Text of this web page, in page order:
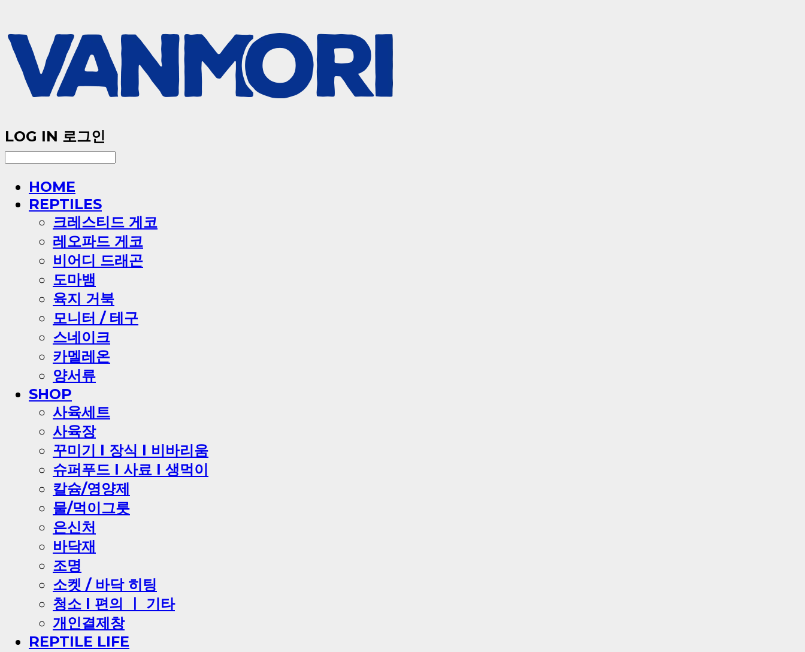
LOG IN 로그인
HOME
REPTILES
크레스티드 게코
레오파드 게코
비어디 드래곤
도마뱀
육지 거북
모니터 / 테구
스네이크
카멜레온
양서류
SHOP
사육세트
사육장
꾸미기 l 장식 l 비바리움
슈퍼푸드 l 사료 l 생먹이
칼슘/영양제
물/먹이그릇
은신처
바닥재
조명
소켓 / 바닥 히팅
청소 l 편의 ㅣ 기타
개인결제창
REPTILE LIFE